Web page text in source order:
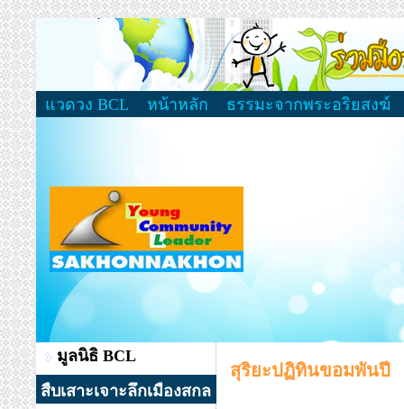
แวดวง BCL หน้าหลัก ธรรมะจากพระอริยสงฆ์
มูลนิธิ BCL
สืบเสาะเจาะลึกเมืองสกล
สุริยะปฏิทินขอมพันปี